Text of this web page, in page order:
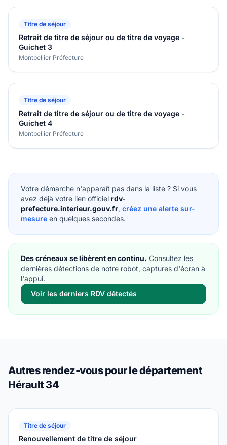
Titre de séjour
Retrait de titre de séjour ou de titre de voyage -
Guichet 3
Montpellier Préfecture
Titre de séjour
Retrait de titre de séjour ou de titre de voyage -
Guichet 4
Montpellier Préfecture
Votre démarche n'apparaît pas dans la liste ? Si vous
avez déjà votre lien officiel rdv-
prefecture.interieur.gouv.fr, créez une alerte sur-
mesure en quelques secondes.
Des créneaux se libèrent en continu. Consultez les
dernières détections de notre robot, captures d'écran à
l'appui.
Voir les derniers RDV détectés
Autres rendez-vous pour le département
Hérault 34
Titre de séjour
Renouvellement de titre de séjour